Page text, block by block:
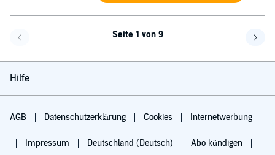
Seite 1 von 9
Hilfe
AGB Datenschutzerklärung Cookies Internetwerbung
Impressum Deutschland (Deutsch) Abo kündigen